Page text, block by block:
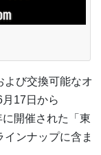
よび交換可能なオ
17日から
開催された「東
ンナップに含ま